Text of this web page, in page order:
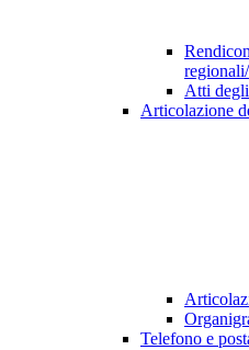
Atti
Articolazione
Telefono e